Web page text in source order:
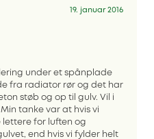
19. januar 2016
under et spånplade
fra radiator rør og det har
støb og op til gulv. Vil i
tanke var at hvis vi
for luften og
end hvis vi fylder helt